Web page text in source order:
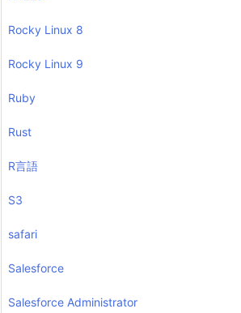
Rocky Linux 8
Rocky Linux 9
Ruby
Rust
R言語
S3
safari
Salesforce
Salesforce Administrator